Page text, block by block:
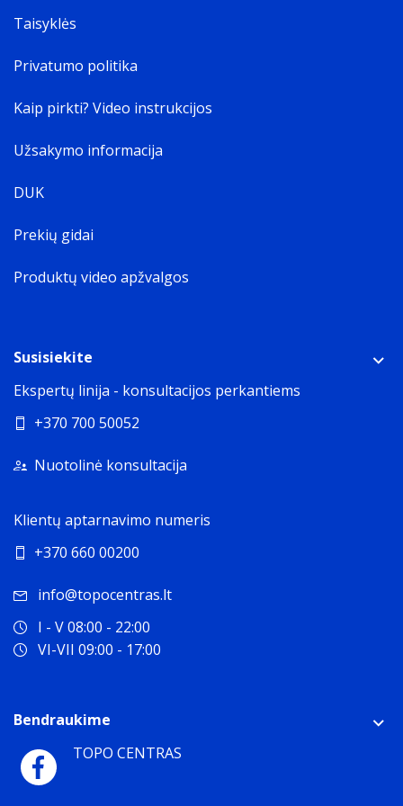
Taisyklės
Privatumo politika
Kaip pirkti? Video instrukcijos
Užsakymo informacija
DUK
Prekių gidai
Produktų video apžvalgos
Susisiekite
Ekspertų linija - konsultacijos perkantiems
+370 700 50052
Nuotolinė konsultacija
Klientų aptarnavimo numeris
+370 660 00200
info@topocentras.lt
I - V 08:00 - 22:00
VI-VII 09:00 - 17:00
Bendraukime
TOPO CENTRAS